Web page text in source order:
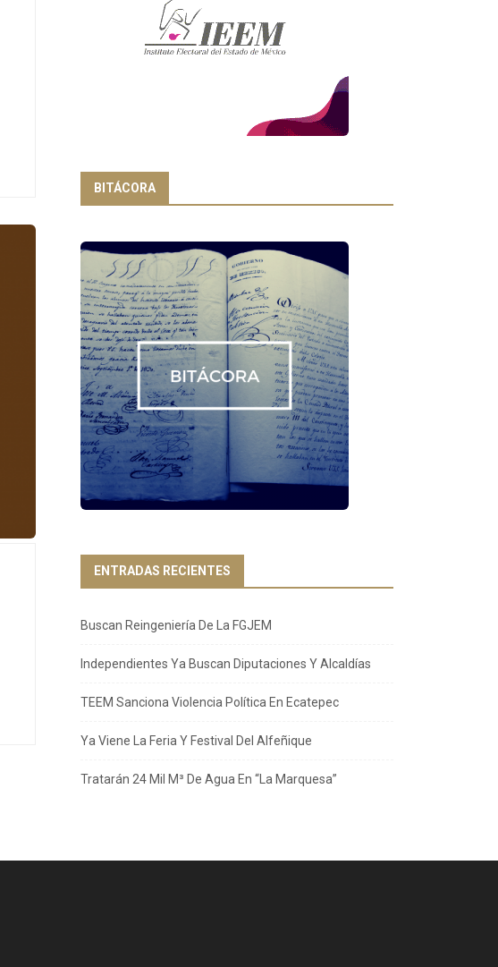
BITÁCORA
ENTRADAS RECIENTES
Buscan Reingeniería De La FGJEM
Independientes Ya Buscan Diputaciones Y Alcaldías
TEEM Sanciona Violencia Política En Ecatepec
Ya Viene La Feria Y Festival Del Alfeñique
Tratarán 24 Mil M³ De Agua En “La Marquesa”